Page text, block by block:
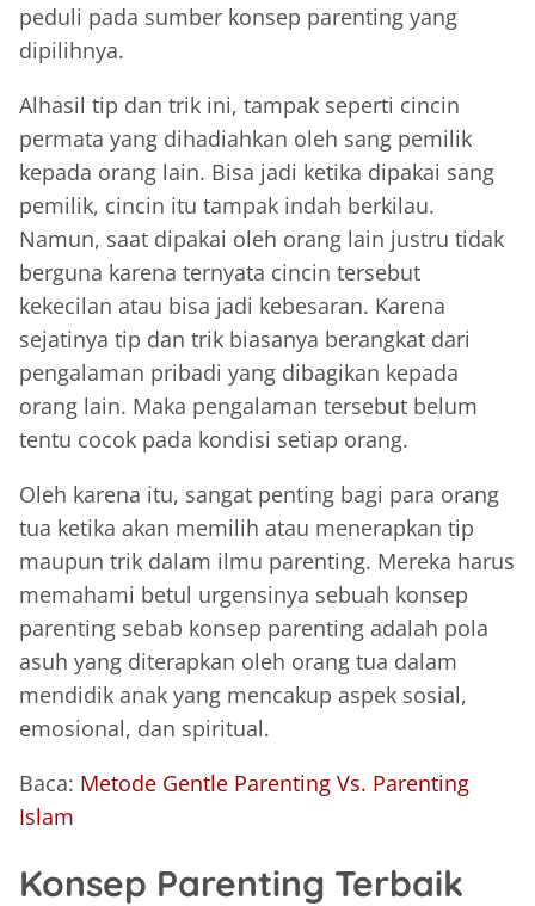
peduli pada sumber konsep parenting yang
dipilihnya.
Alhasil tip dan trik ini, tampak seperti cincin
permata yang dihadiahkan oleh sang pemilik
kepada orang lain. Bisa jadi ketika dipakai sang
pemilik, cincin itu tampak indah berkilau.
Namun, saat dipakai oleh orang lain justru tidak
berguna karena ternyata cincin tersebut
kekecilan atau bisa jadi kebesaran. Karena
sejatinya tip dan trik biasanya berangkat dari
pengalaman pribadi yang dibagikan kepada
orang lain. Maka pengalaman tersebut belum
tentu cocok pada kondisi setiap orang.
Oleh karena itu, sangat penting bagi para orang
tua ketika akan memilih atau menerapkan tip
maupun trik dalam ilmu parenting. Mereka harus
memahami betul urgensinya sebuah konsep
parenting sebab konsep parenting adalah pola
asuh yang diterapkan oleh orang tua dalam
mendidik anak yang mencakup aspek sosial,
emosional, dan spiritual.
Baca: Metode Gentle Parenting Vs. Parenting
Islam
Konsep Parenting Terbaik